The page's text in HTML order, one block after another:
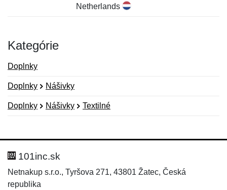
Netherlands
Kategórie
Doplnky
Doplnky Nášivky
Doplnky Nášivky Textilné
Hodnotenie:
Meno:
101inc.sk
Netnakup s.r.o., Tyršova 271, 43801 Žatec, Česká
republika